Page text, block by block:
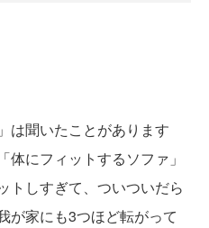
は聞いたことがあります
にフィットするソファ」
トしすぎて、ついついだら
が家にも3つほど転がって